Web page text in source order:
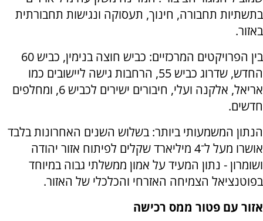
בתשתיות תחבורה, חינוך, תעסוקה ונגישות תחבורתית
באזור.
בין הפרויקטים המרכזיים: כביש חוצה בנימין, כביש 60
החדש, שדרוג כביש 55, הרחבות גישה ליישובים כמו
אריאל, אלקנה ועלי, חיבורים ישירים לכביש 6, ומחלפים
חדשים.
הנתון המשמעותי ביותר: בשלוש השנים האחרונות בלבד
אושרו מעל ל־4 מיליארד שקלים לפיתוח אזור יהודה
ושומרון - נתון המעיד על אמון ממשלתי גבוה במיוחד
בפוטנציאל הצמיחה האזרחי והכלכלי של האזור.
אזור עם פטור ממס רכישה